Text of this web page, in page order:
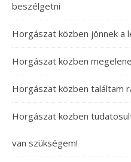
beszélgetni
Horgászat közben jönnek a
Horgászat közben
Horgászat közben találtam
Horgászat közben
van szükségem!